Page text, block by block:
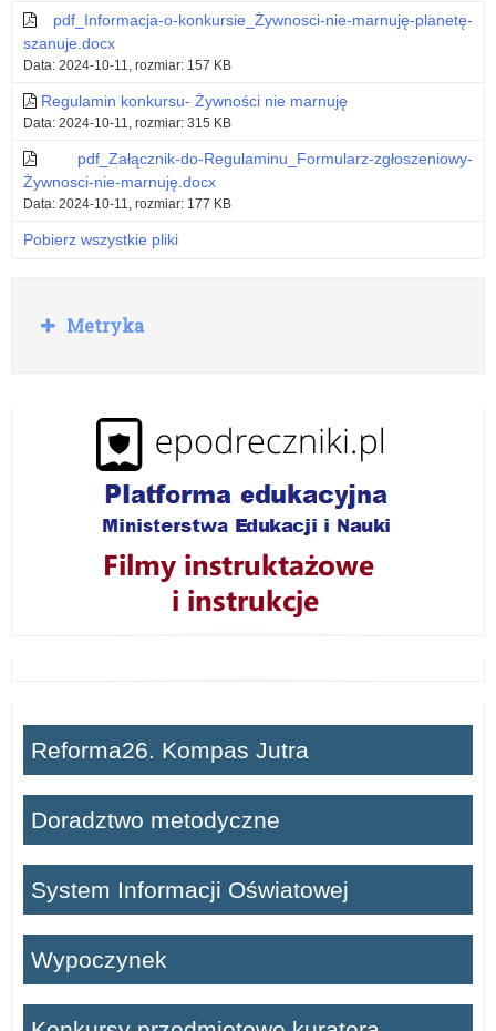
pdf_Informacja-o-konkursie_Żywnosci-nie-marnuję-planetę-
szanuje.docx
Data: 2024-10-11, rozmiar: 157 KB
Regulamin konkursu- Żywności nie marnuję
Data: 2024-10-11, rozmiar: 315 KB
pdf_Załącznik-do-Regulaminu_Formularz-zgłoszeniowy-
Żywnosci-nie-marnuję.docx
Data: 2024-10-11, rozmiar: 177 KB
Pobierz wszystkie pliki
R
o
Metryka
Reforma26. Kompas Jutra
Doradztwo metodyczne
System Informacji Oświatowej
Wypoczynek